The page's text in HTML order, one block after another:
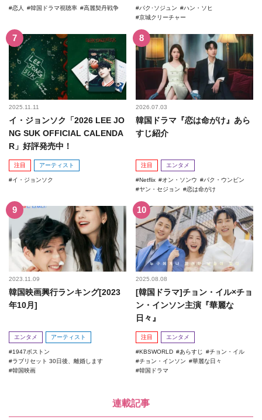
恋人 韓国ドラマ視聴率 高麗契丹戦争 パク･ソジュン
ハン・ソヒ
京城クリーチャー
2025.11.11
イ・ジョンソク「2026 LEE JO
NG SUK OFFICIAL CALENDA
R」好評発売中！
注目 アーティスト
イ・ジョンソク
2026.07.03
韓国ドラマ『恋は命がけ』あら
すじ紹介
注目 エンタメ
Netflix オン・ソンウ
パク・ウンビン
ヤン・セジョン
恋は命がけ
2023.11.09
韓国映画興行ランキング[2023
年10月]
エンタメ アーティスト
1947ボストン
ラブリセット 30日後、離婚します
韓国映画
2025.08.08
[韓国ドラマ]チョン・イル×チョ
ン・インソン主演『華麗な
日々』
注目 エンタメ
KBSWORLD あらすじ
チョン・イル
チョン・インソン
華麗な日々
韓国ドラマ
連載記事